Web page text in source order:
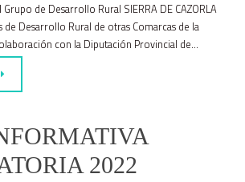
de Desarrollo Rural SIERRA DE CAZORLA
Desarrollo Rural de otras Comarcas de la
con la Diputación Provincial de…
2022